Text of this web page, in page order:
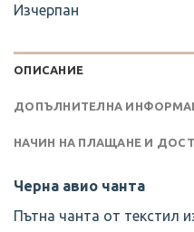
Изчерпан
ОПИСАНИЕ
ДОПЪЛНИТЕЛНА
НАЧИН НА ПЛАЩАНЕ И
Черна авио чанта
Пътна чанта от текстил